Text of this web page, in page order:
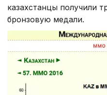
казахстанцы получили
бронзовую медали.